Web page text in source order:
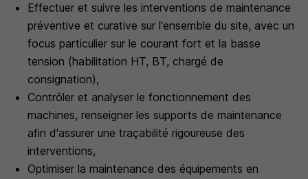
Effectuer et suivre les interventions de maintenance
préventive et curative sur l'ensemble du site, avec un
focus particulier sur le courant fort et la basse
tension (habilitation HT, BT, chargé de
consignation),
Contrôler et analyser le fonctionnement des
machines, renseigner les supports de maintenance
afin d'assurer une traçabilité rigoureuse des
interventions,
Optimiser la maintenance des équipements en